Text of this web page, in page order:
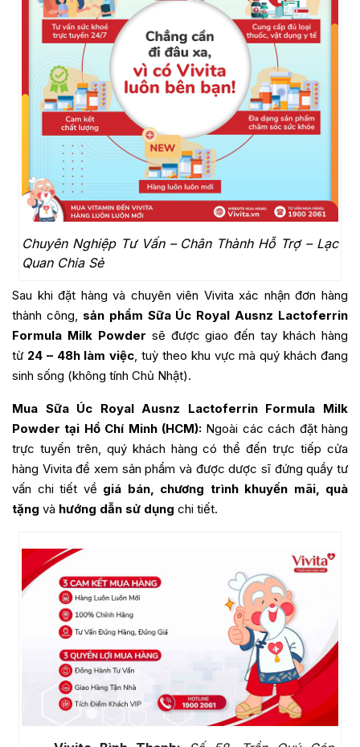
Chuyên Nghiệp Tư Vấn – Chân Thành Hỗ Trợ – Lạc
Quan Chia Sẻ
Sau khi đặt hàng và chuyên viên Vivita xác nhận đơn hàng
thành công, sản phẩm Sữa Úc Royal Ausnz Lactoferrin
Formula Milk Powder sẽ được giao đến tay khách hàng
từ 24 – 48h làm việc, tuỳ theo khu vực mà quý khách đang
sinh sống (không tính Chủ Nhật).
Mua Sữa Úc Royal Ausnz Lactoferrin Formula Milk
Powder tại Hồ Chí Minh (HCM): Ngoài các cách đặt hàng
trực tuyến trên, quý khách hàng có thể đến trực tiếp cửa
hàng Vivita để xem sản phẩm và được dược sĩ đứng quầy tư
vấn chi tiết về giá bán, chương trình khuyến mãi, quà
tặng và hướng dẫn sử dụng chi tiết.